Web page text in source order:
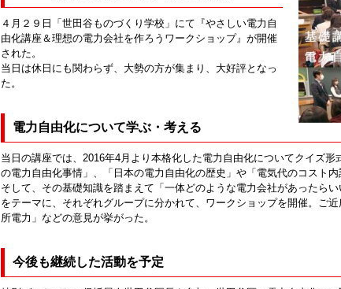
４月２９日「世田谷ものづくり学校」にて『やさしい電力自
由化講座＆理想の電力会社を作ろうワークショップ』が開催
された。
当日は休日にも関わらず、大勢の方が集まり、大好評となっ
た。
電力自由化について学ぶ・考える
当日の講座では、2016年4月より本格化した電力自由化についてクイズ
の電力自由化事情」、「日本の電力自由化の歴史」や「電気代のコスト
そして、その基礎知識を踏まえて「一体どのような電力会社があったら
をテーマに、それぞれグループに分かれて、ワークショップを開催。ご
所電力」などの意見が挙がった。
今後も継続した活動を予定